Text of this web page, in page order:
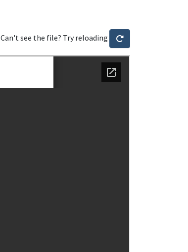
Can't see the file? Try reloading